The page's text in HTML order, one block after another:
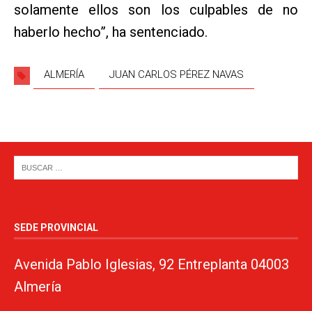
solamente ellos son los culpables de no
haberlo hecho”, ha sentenciado.
ALMERÍA JUAN CARLOS PÉREZ NAVAS
SEDE PROVINCIAL
Avenida Pablo Iglesias, 92 Entreplanta 04003
Almería